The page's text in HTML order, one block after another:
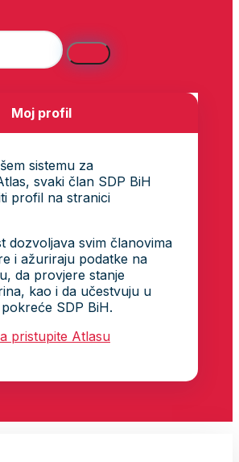
Moj profil
sistemu za
svaki član SDP BiH
profil na stranici
dozvoljava svim članovima
i ažuriraju podatke na
da provjere stanje
kao i da učestvuju u
SDP BiH.
pristupite Atlasu